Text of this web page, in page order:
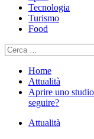
Tecnologia
Turismo
Food
Ricerca
per:
Home
Attualità
Aprire uno
seguire?
Attualità